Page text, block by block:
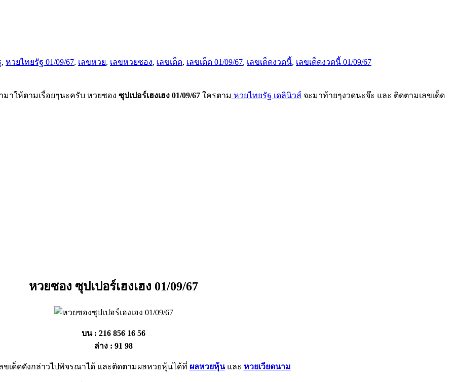
, หวยไทยรัฐ 01/09/67, เลขหวย, เลขหวยซอง, เลขเด็ด, เลขเด็ด 01/09/67, เลขเด็ดงวดนี้, เลขเด็ดงวดนี้ 01/09/67
มาให้ตามเรื่อยๆนะครับ หวยซอง ซุปเปอร์เฮงเฮง 01/09/67 ใครตาม หวยไทยรัฐ เดลินิวส์ จะมาท้ายๆงวดนะจ๊ะ และ ติดตามเลขเด็ด
หวยซอง ซุปเปอร์เฮงเฮง 01/09/67
บน : 216 856 16 56
ล่าง : 91 98
ขเด็ดดังกล่าวไปพิจรณาได้ และติดตามผลหวยหุ้นได้ที่ ผลหวยหุ้นและ หวยเวียดนาม